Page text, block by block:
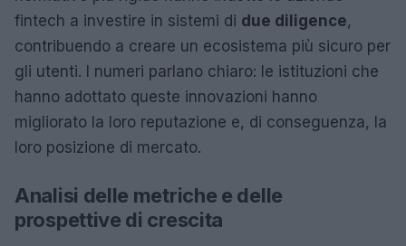
fintech a investire in sistemi di due diligence,
contribuendo a creare un ecosistema più sicuro per
gli utenti. I numeri parlano chiaro: le istituzioni che
hanno adottato queste innovazioni hanno
migliorato la loro reputazione e, di conseguenza, la
loro posizione di mercato.
Analisi delle metriche e delle
prospettive di crescita